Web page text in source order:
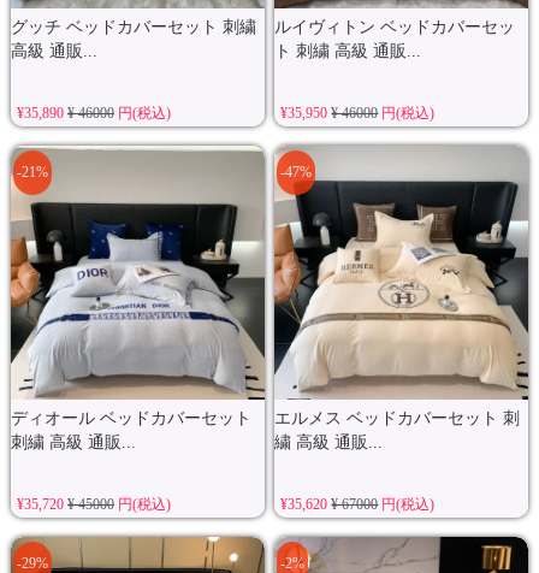
グッチ ベッドカバーセット 刺繍
高級 通販...
¥35,890 ¥ 46000円(税込)
ルイヴィトン ベッドカバーセッ
ト 刺繍 高級 通販...
¥35,950¥ 46000円(税込)
ディオール ベッドカバーセット
刺繍 高級 通販...
-21%
¥35,720 ¥ 45000円(税込)
エルメス ベッドカバーセット 刺
繍 高級 通販...
-47%
¥35,620¥ 67000円(税込)
-29% -2%